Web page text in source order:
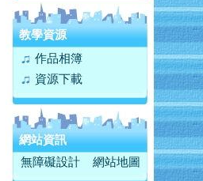
教學資源
作品相簿
資源下載
網站資訊
無障礙設計
網站地圖